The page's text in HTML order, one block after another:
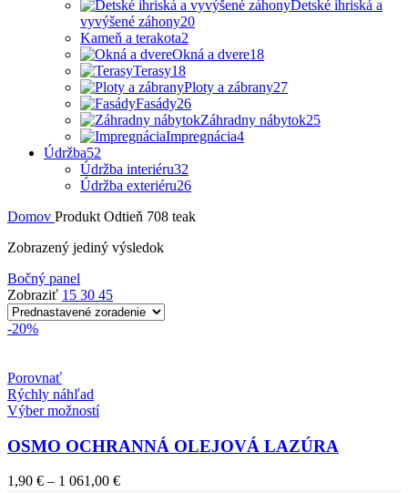
Detské ihriská a
vyvýšené záhony20
Kameň a terakota2
Okná a dvere18
Terasy18
Ploty a zábrany27
Fasády26
Záhradny nábytok25
Impregnácia4
Údržba52
Údržba interiéru32
Údržba exteriéru26
Domov Produkt Odtieň 708 teak
Zobrazený jediný výsledok
Bočný panel
Zobraziť 15 30 45
-20%
Porovnať
Rýchly náhľad
Výber možnostíTento
má
viacero
variantov.
OSMO OCHRANNÁ OLEJOVÁ LAZÚRA
1,90 € – 1 061,00 €Price